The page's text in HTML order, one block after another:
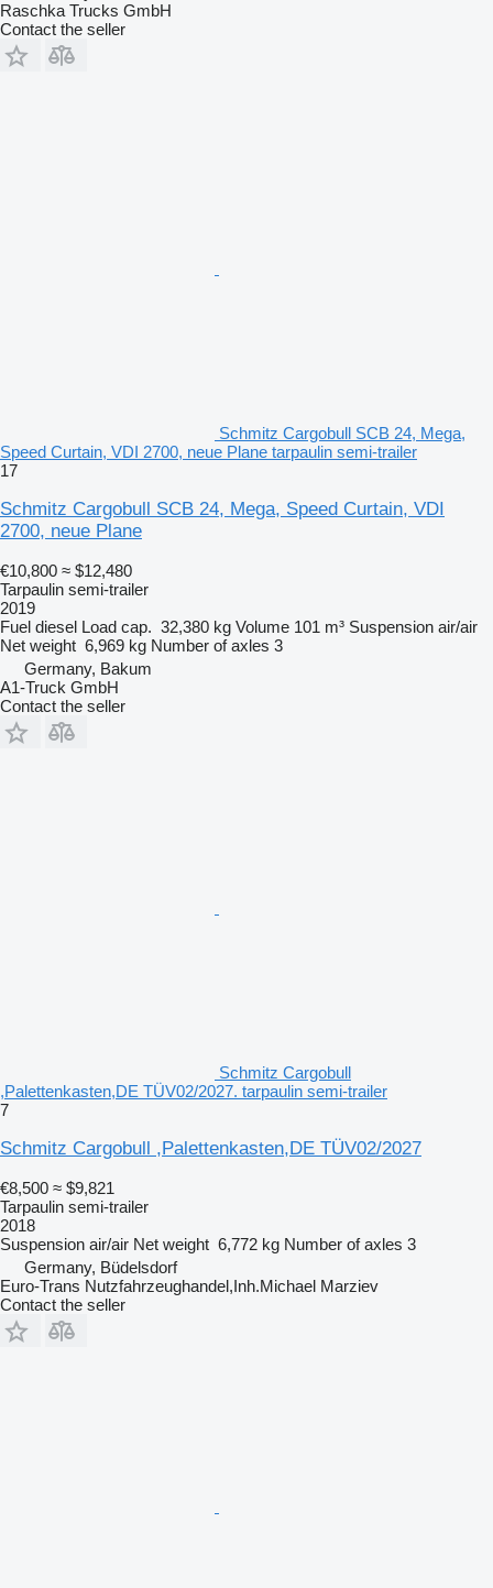
Raschka Trucks GmbH
Contact the seller
Schmitz Cargobull SCB 24, Mega,
Speed Curtain, VDI 2700, neue Plane tarpaulin semi-trailer
17
Schmitz Cargobull SCB 24, Mega, Speed Curtain, VDI
2700, neue Plane
€10,800 ≈ $12,480
Tarpaulin semi-trailer
2019
Fuel diesel Load cap. 32,380 kg Volume 101 m³ Suspension air/air
Net weight 6,969 kg Number of axles 3
Germany, Bakum
A1-Truck GmbH
Contact the seller
Schmitz Cargobull
,Palettenkasten,DE TÜV02/2027. tarpaulin semi-trailer
7
Schmitz Cargobull ,Palettenkasten,DE TÜV02/2027
€8,500 ≈ $9,821
Tarpaulin semi-trailer
2018
Suspension air/air Net weight 6,772 kg Number of axles 3
Germany, Büdelsdorf
Euro-Trans Nutzfahrzeughandel,Inh.Michael Marziev
Contact the seller